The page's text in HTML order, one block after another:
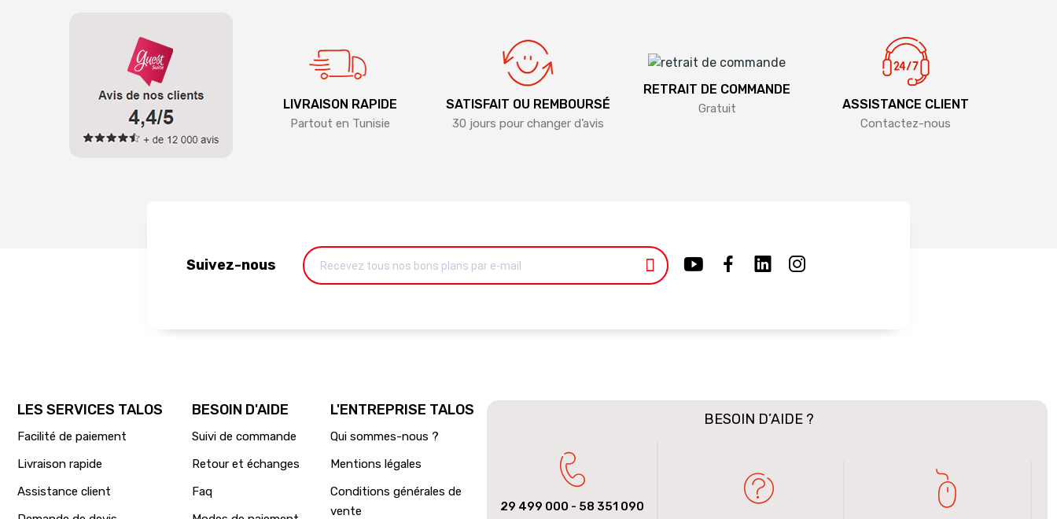
LIVRAISON RAPIDE
Partout en Tunisie
SATISFAIT OU REMBOURSÉ
30 jours pour changer d’avis
RETRAIT DE COMMANDE
Gratuit ASSISTANCE CLIENT
Contactez-nous
Suivez-nous
LES SERVICES TALOS
Facilité de paiement
Livraison rapide
Assistance client
BESOIN D'AIDE
Suivi de commande
Retour et échanges
Faq
L'ENTREPRISE TALOS
Qui sommes-nous ?
Mentions légales
Conditions générales de
vente
BESOIN D’AIDE ?
29 499 000 - 58 351 090